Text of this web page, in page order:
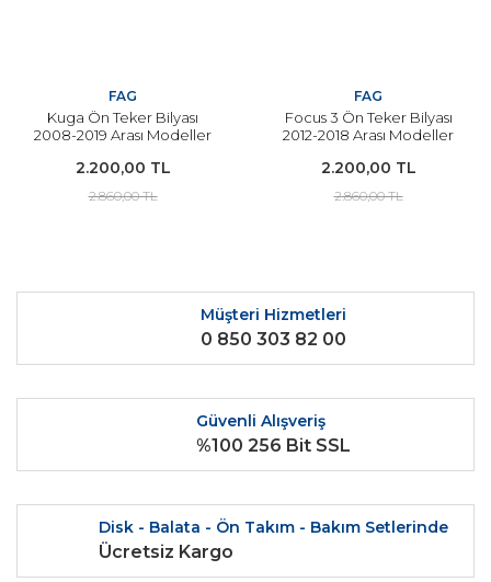
FAG
Kuga Ön Teker Bilyası
2008-2019 Arası Modeller
2.200,00 TL
2.860,00 TL
FAG
Focus 3 Ön Teker Bilyası
2012-2018 Arası Modeller
2.200,00 TL
2.860,00 TL
Müşteri Hizmetleri
0 850 303 82 00
Güvenli Alışveriş
%100 256 Bit SSL
Disk - Balata - Ön Takım - Bakım Setlerinde
Ücretsiz Kargo